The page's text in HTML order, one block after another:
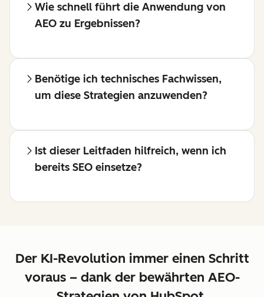
Wie schnell führt die Anwendung von
AEO zu Ergebnissen?
Benötige ich technisches Fachwissen,
um diese Strategien anzuwenden?
Ist dieser Leitfaden hilfreich, wenn ich
bereits SEO einsetze?
Der KI-Revolution immer einen Schritt
voraus – dank der bewährten AEO-